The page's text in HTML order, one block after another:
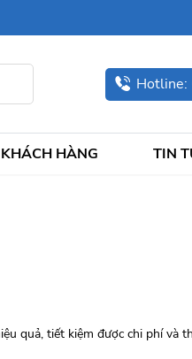
Hotline:
HÀNG TIN
quả, tiết kiệm được chi phí và